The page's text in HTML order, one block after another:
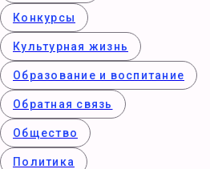
Конкурcы
Культурная жизнь
Образование и воспитание
Обратная связь
Общество
Политика